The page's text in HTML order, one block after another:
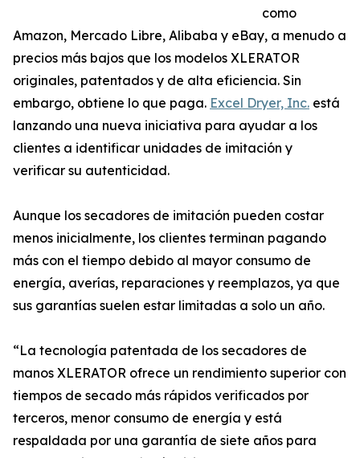
como
Amazon, Mercado Libre, Alibaba y eBay, a menudo a
precios más bajos que los modelos XLERATOR
originales, patentados y de alta eficiencia. Sin
embargo, obtiene lo que paga. Excel Dryer, Inc. está
lanzando una nueva iniciativa para ayudar a los
clientes a identificar unidades de imitación y
verificar su autenticidad.
Aunque los secadores de imitación pueden costar
menos inicialmente, los clientes terminan pagando
más con el tiempo debido al mayor consumo de
energía, averías, reparaciones y reemplazos, ya que
sus garantías suelen estar limitadas a solo un año.
“La tecnología patentada de los secadores de
manos XLERATOR ofrece un rendimiento superior con
tiempos de secado más rápidos verificados por
terceros, menor consumo de energía y está
respaldada por una garantía de siete años para